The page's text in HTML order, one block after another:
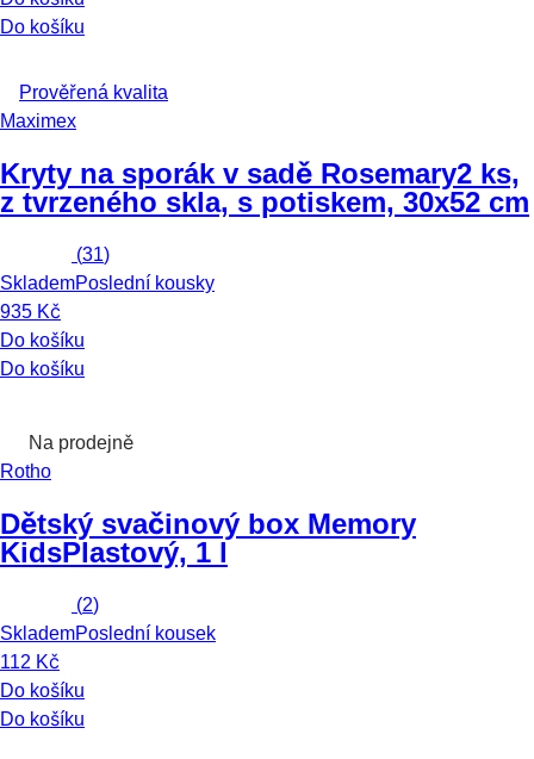
Do košíku
Prověřená kvalita
Maximex
Kryty na sporák v sadě Rosemary2 ks,
z tvrzeného skla, s potiskem, 30x52 cm
(31)
SklademPoslední kousky
935 Kč
Do košíku
Do košíku
Na prodejně
Rotho
Dětský svačinový box Memory
KidsPlastový, 1 l
(2)
SklademPoslední kousek
112 Kč
Do košíku
Do košíku